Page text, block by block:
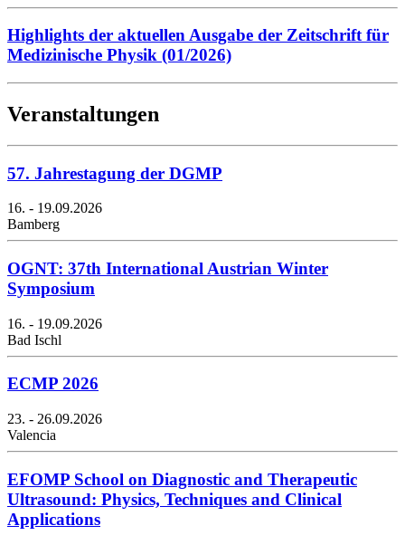
Highlights der aktuellen Ausgabe der Zeitschrift für
Medizinische Physik (01/2026)
Veranstaltungen
57. Jahrestagung der DGMP
16. - 19.09.2026
Bamberg
OGNT: 37th International Austrian Winter
Symposium
16. - 19.09.2026
Bad Ischl
ECMP 2026
23. - 26.09.2026
Valencia
EFOMP School on Diagnostic and Therapeutic
Ultrasound: Physics, Techniques and Clinical
Applications